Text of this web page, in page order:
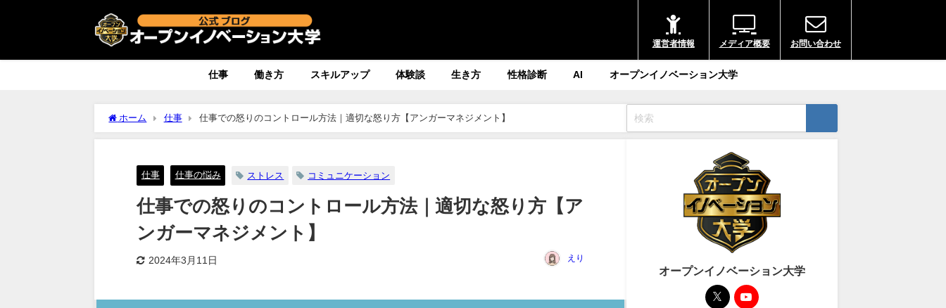
運営者情報 メディア概要 お問い合わせ
仕事 働き方 スキルアップ 体験談 生き方 性格診断 AI オープンイノベーション大学
ホーム 仕事 仕事での怒りのコントロール方法｜適切な怒り方【アンガーマネジメント】
仕事 仕事の悩み ストレス コミュニケーション
仕事での怒りのコントロール方法｜適切な怒り方【ア
ンガーマネジメント】
2024年3月11日 えり
オープンイノベーション大学